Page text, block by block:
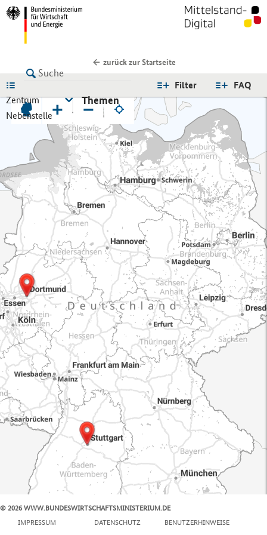
zurück zur Startseite
FAQ
Filter
Zentrum
Nebenstelle
Themen
+ −
© 2026 WWW.BUNDESWIRTSCHAFTSMINISTERIUM.DE
IMPRESSUM
DATENSCHUTZ BENUTZERHINWEISE